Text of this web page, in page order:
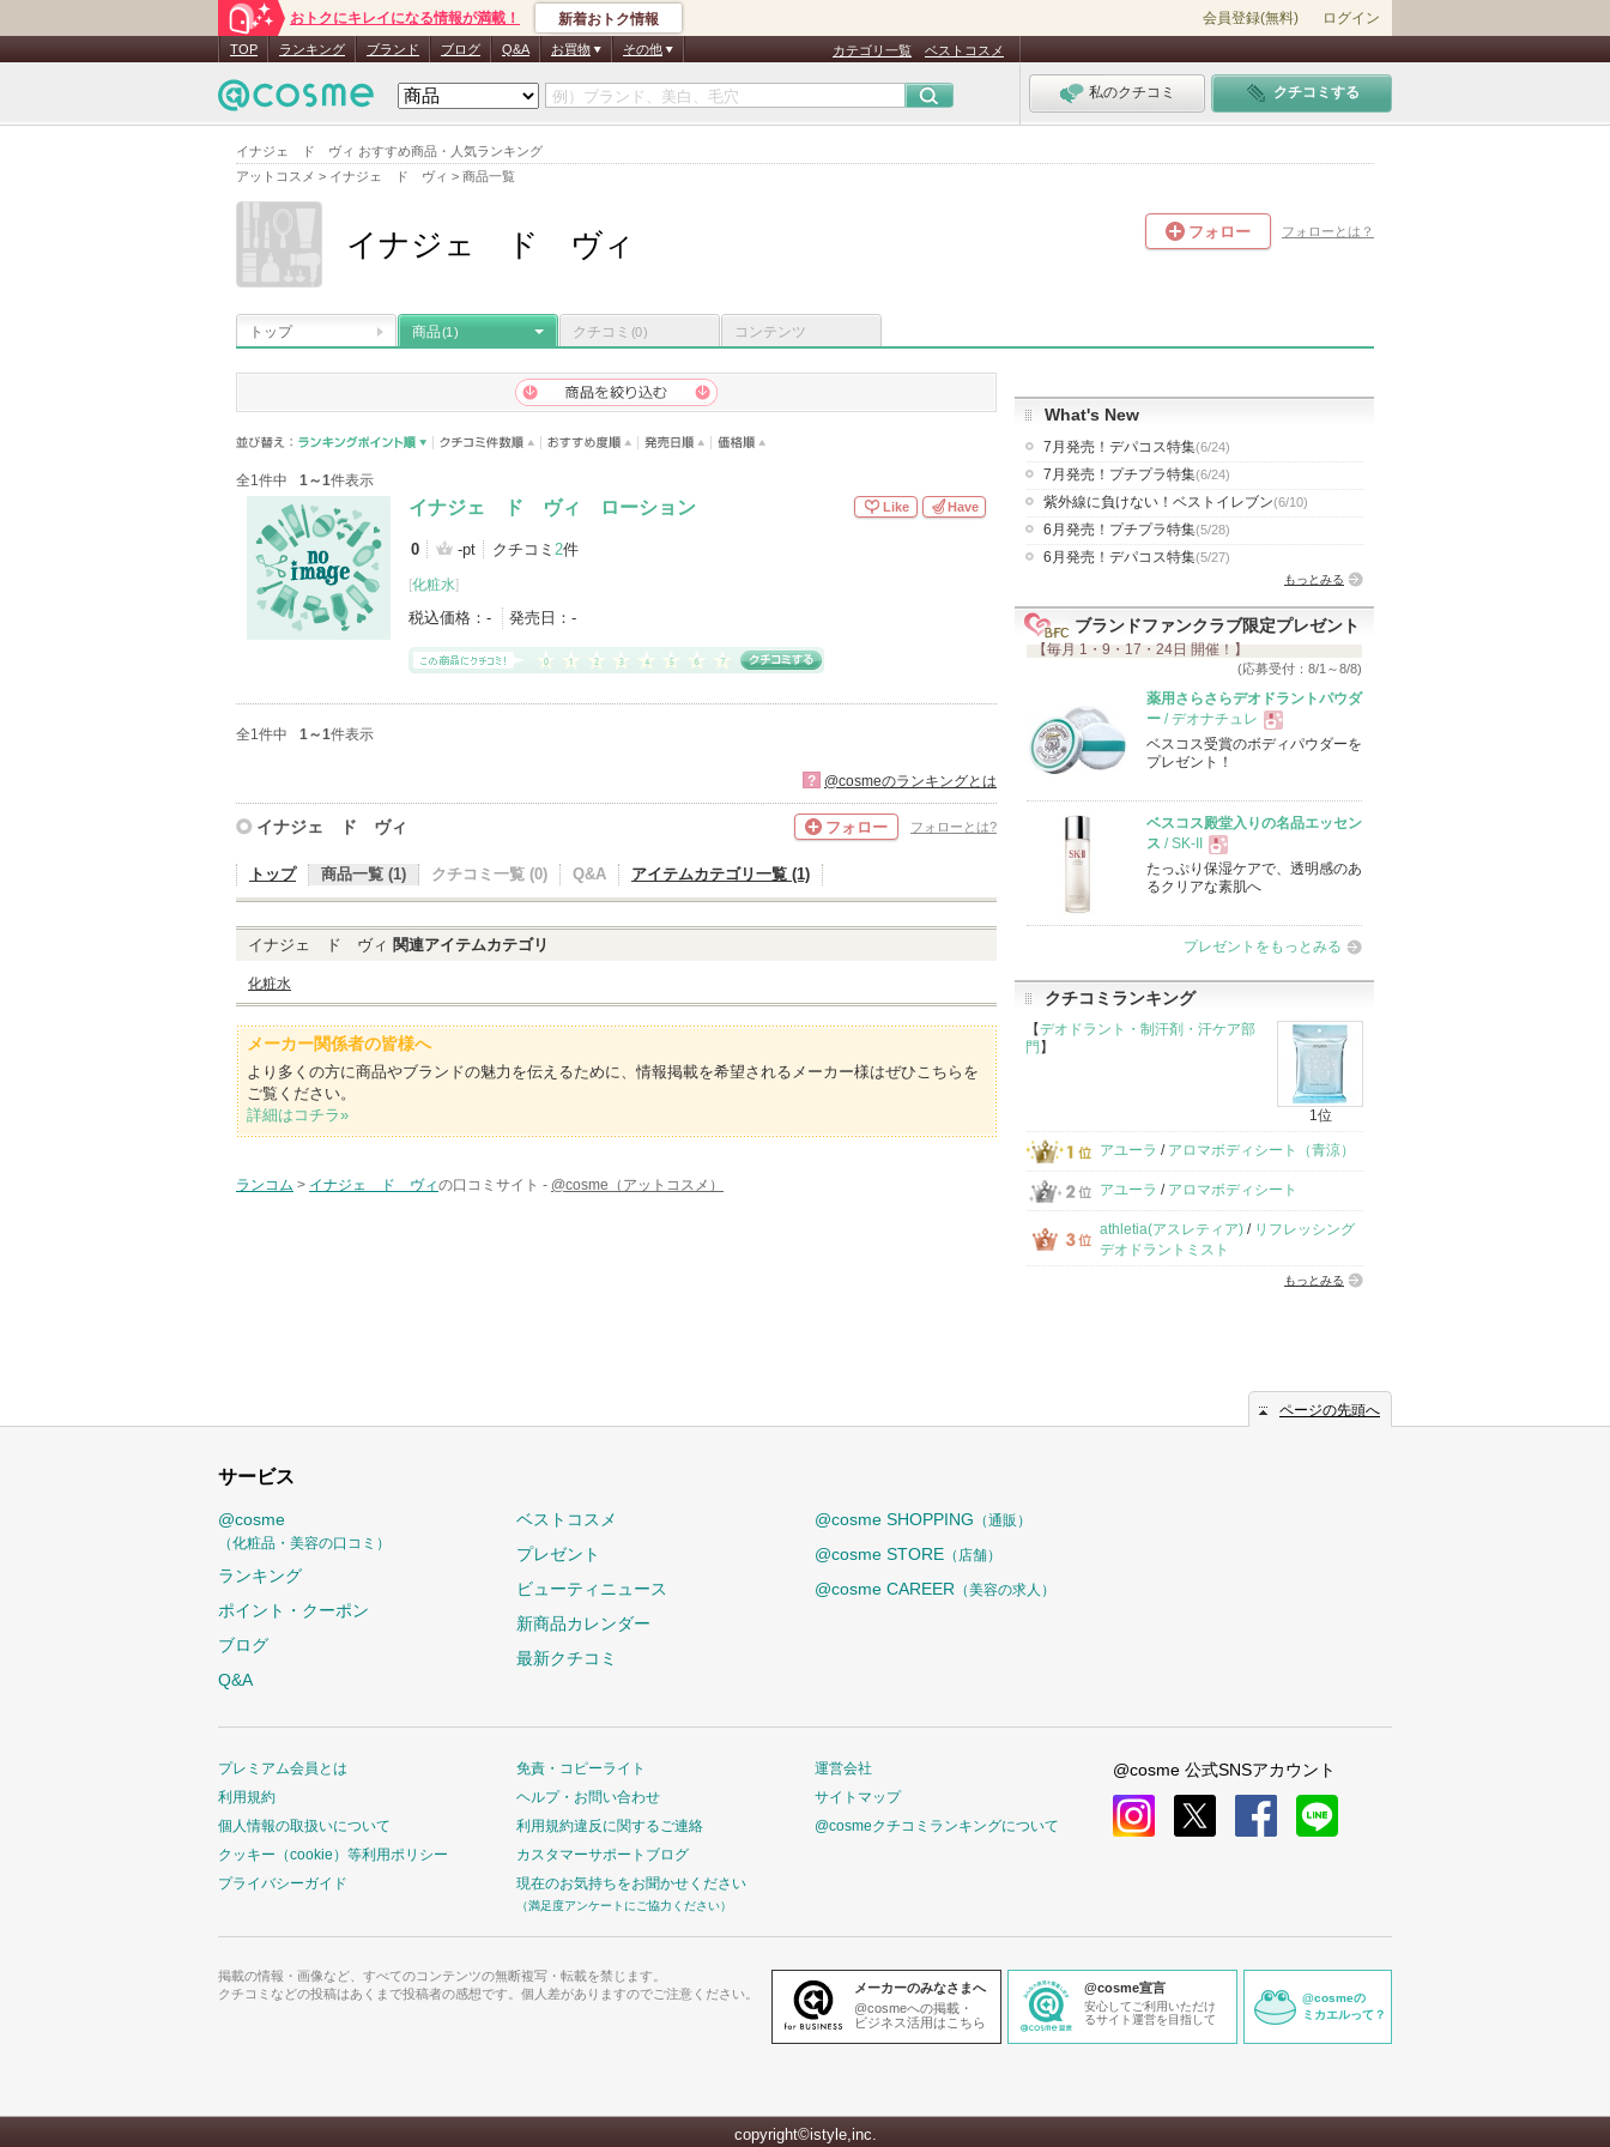
イナジェ ド ヴィ おすすめ商品・人気ランキング
アットコスメ > イナジェ ド ヴィ > 商品一覧
おトクにキレイになる情報が満載！ 新着おトク情報 会員登録(無料) ログイン
TOP ランキング ブランド ブログ Q&A お買物 その他 カテゴリ一覧 ベストコスメ
私のクチコミ クチコミする
イナジェ ド ヴィ フォロー フォローとは？
トップ 商品(1) クチコミ (0) コンテンツ
全1件中 1～1件表示
イナジェ ド ヴィ ローション
0 -pt クチコミ 2件
[化粧水]
税込価格： - 発売日： -
Like Have
全1件中 1～1件表示
? @cosmeのランキングとは
イナジェ ド ヴィ フォロー フォローとは?
トップ 商品一覧 (1) クチコミ一覧 (0) Q&A アイテムカテゴリ一覧 (1)
イナジェ ド ヴィ 関連アイテムカテゴリ
化粧水
メーカー関係者の皆様へ
より多くの方に商品やブランドの魅力を伝えるために、情報掲載を希望されるメーカー様はぜひこちらを
ご覧ください。
詳細はコチラ»
ランコム > イナジェ ド ヴィの口コミサイト - @cosme（アットコスメ）
What's New
7月発売！デパコス特集(6/24)
7月発売！プチプラ特集(6/24)
紫外線に負けない！ベストイレブン(6/10)
6月発売！プチプラ特集(5/28)
6月発売！デパコス特集(5/27)
もっとみる
ブランドファンクラブ限定プレゼント
【毎月 1・9・17・24日 開催！】
(応募受付：8/1～8/8)
薬用さらさらデオドラントパウダ
ー / デオナチュレ
現
品
ベスコス受賞のボディパウダーを
プレゼント！
ベスコス殿堂入りの名品エッセン
ス / SK-II
現
品
たっぷり保湿ケアで、透明感のあ
るクリアな素肌へ
プレゼントをもっとみる
クチコミランキング
【デオドラント・制汗剤・汗ケア部
門 】
1位
アユーラ / アロマボディシート（青涼）
アユーラ / アロマボディシート
athletia(アスレティア) / リフレッシング
デオドラントミスト
もっとみる
ページの先頭へ
サービス
@cosme
（化粧品・美容の口コミ）
ランキング
ポイント・クーポン
ブログ
Q&A
ベストコスメ
プレゼント
ビューティニュース
新商品カレンダー
最新クチコミ
@cosme SHOPPING （通販）
@cosme STORE （店舗）
@cosme CAREER （美容の求人）
プレミアム会員とは
利用規約
個人情報の取扱いについて
クッキー（cookie）等利用ポリシー
プライバシーガイド
免責・コピーライト
ヘルプ・お問い合わせ
利用規約違反に関するご連絡
カスタマーサポートブログ
現在のお気持ちをお聞かせください
（満足度アンケートにご協力ください）
運営会社
サイトマップ
@cosmeクチコミランキングについて
@cosme 公式SNSアカウント
掲載の情報・画像など、すべてのコンテンツの無断複写・転載を禁じます。
クチコミなどの投稿はあくまで投稿者の感想です。個人差がありますのでご注意ください。
メーカーのみなさまへ
@cosmeへの掲載・
ビジネス活用はこちら
@cosme宣言
安心してご利用いただけ
るサイト運営を目指して
@cosmeの
ミカエルって？
copyright©istyle,inc.